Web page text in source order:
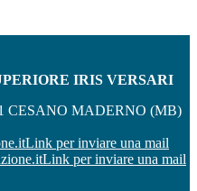
IRIS VERSARI
CESANO MADERNO (MB)
Link per inviare una mail
Link per inviare una mail